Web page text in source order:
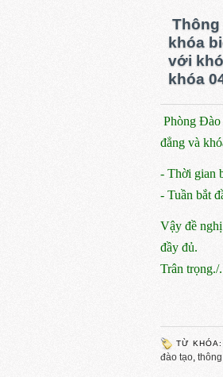
Thông
khóa
với
khóa
Phòng Đào
đẳng và
- Thời gian
- Tuần bắt
Vậy đề
đầy đủ.
Trân trọng./.
TỪ KHÓA:
đào tạo